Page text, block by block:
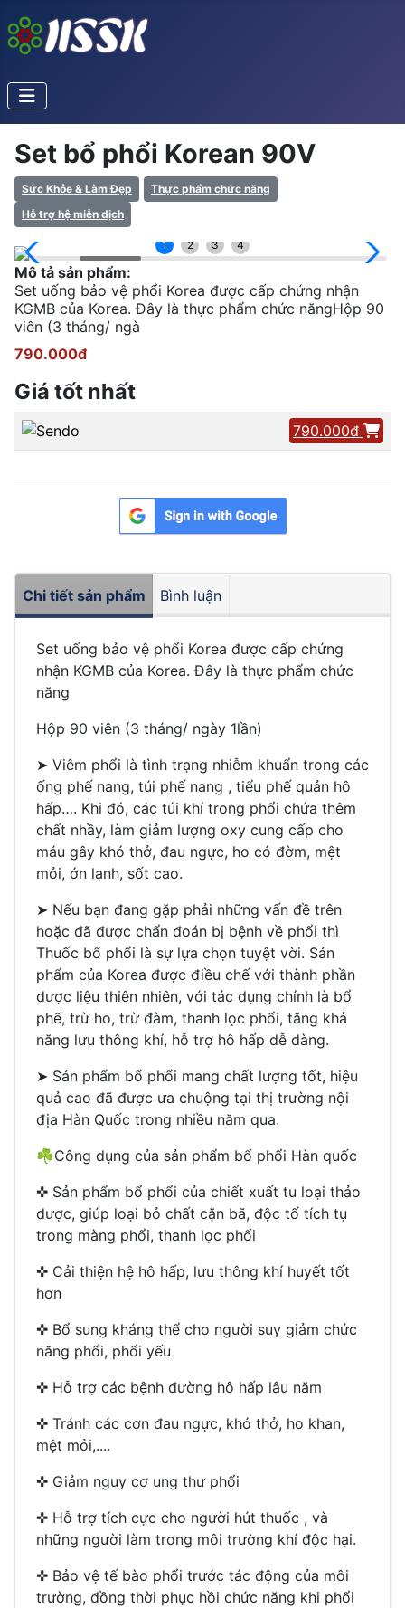
Set bổ phổi Korean 90V
Sức Khỏe & Làm Đẹp
Thực phẩm chức năng
Hỗ trợ hệ miễn dịch
1 2 3 4
Mô tả sản phẩm:
Set uống bảo vệ phổi Korea được cấp chứng nhận
KGMB của Korea. Đây là thực phẩm chức năngHộp 90
viên (3 tháng/ ngà
790.000đ
Giá tốt nhất
790.000đ
Chi tiết sản phẩm Bình luận
Set uống bảo vệ phổi Korea được cấp chứng
nhận KGMB của Korea. Đây là thực phẩm chức
năng
Hộp 90 viên (3 tháng/ ngày 1lần)
➤ Viêm phổi là tình trạng nhiễm khuẩn trong các
ống phế nang, túi phế nang , tiểu phế quản hô
hấp…. Khi đó, các túi khí trong phổi chứa thêm
chất nhầy, làm giảm lượng oxy cung cấp cho
máu gây khó thở, đau ngực, ho có đờm, mệt
mỏi, ớn lạnh, sốt cao.
➤ Nếu bạn đang gặp phải những vấn đề trên
hoặc đã được chẩn đoán bị bệnh về phổi thì
Thuốc bổ phổi là sự lựa chọn tuyệt vời. Sản
phẩm của Korea được điều chế với thành phần
dược liệu thiên nhiên, với tác dụng chính là bổ
phế, trừ ho, trừ đàm, thanh lọc phổi, tăng khả
năng lưu thông khí, hỗ trợ hô hấp dễ dàng.
➤ Sản phẩm bổ phổi mang chất lượng tốt, hiệu
quả cao đã được ưa chuộng tại thị trường nội
địa Hàn Quốc trong nhiều năm qua.
☘Công dụng của sản phẩm bổ phổi Hàn quốc
✜ Sản phẩm bổ phổi của chiết xuất tu loại thảo
dược, giúp loại bỏ chất cặn bã, độc tố tích tụ
trong màng phổi, thanh lọc phổi
✜ Cải thiện hệ hô hấp, lưu thông khí huyết tốt
hơn
✜ Bổ sung kháng thể cho người suy giảm chức
năng phổi, phổi yếu
✜ Hỗ trợ các bệnh đường hô hấp lâu năm
✜ Tránh các cơn đau ngực, khó thở, ho khan,
mệt mỏi,....
✜ Giảm nguy cơ ung thư phổi
✜ Hỗ trợ tích cực cho người hút thuốc , và
những người làm trong môi trường khí độc hại.
✜ Bảo vệ tế bào phổi trước tác động của môi
trường, đồng thời phục hồi chức năng khi phổi